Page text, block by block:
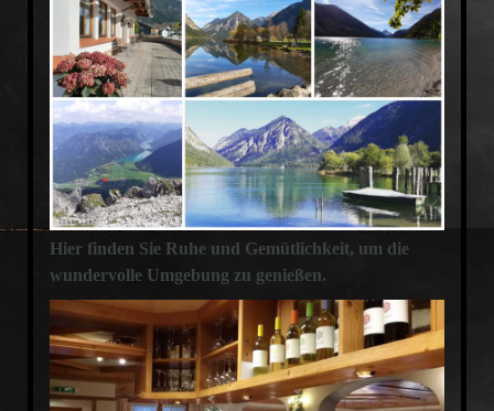
Hier finden Sie Ruhe und Gemütlichkeit, um die
wundervolle Umgebung zu genießen.